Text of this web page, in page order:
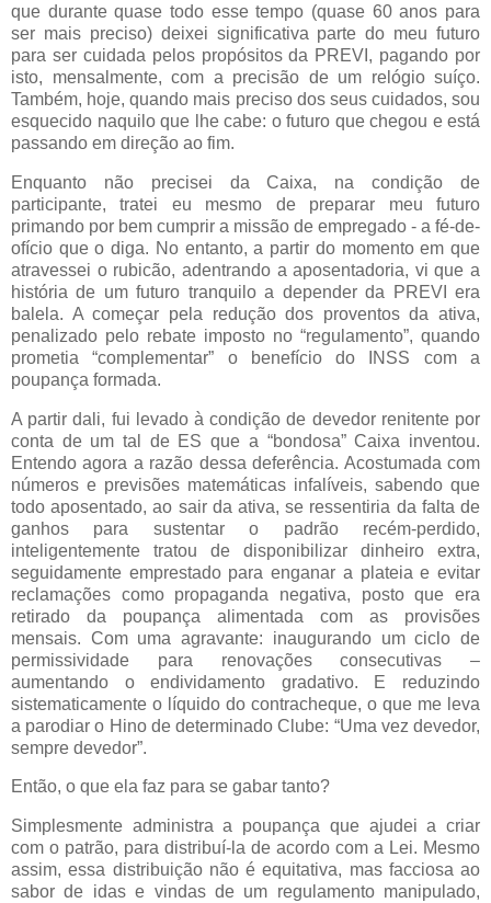
que durante quase todo esse tempo (quase 60 anos para
ser mais preciso) deixei significativa parte do meu futuro
para ser cuidada pelos propósitos da PREVI, pagando por
isto, mensalmente, com a precisão de um relógio suíço.
Também, hoje, quando mais preciso dos seus cuidados, sou
esquecido naquilo que lhe cabe: o futuro que chegou e está
passando em direção ao fim.
Enquanto não precisei da Caixa, na condição de
participante, tratei eu mesmo de preparar meu futuro
primando por bem cumprir a missão de empregado - a fé-de-
ofício que o diga. No entanto, a partir do momento em que
atravessei o rubicão, adentrando a aposentadoria, vi que a
história de um futuro tranquilo a depender da PREVI era
balela. A começar pela redução dos proventos da ativa,
penalizado pelo rebate imposto no “regulamento”, quando
prometia “complementar” o benefício do INSS com a
poupança formada.
A partir dali, fui levado à condição de devedor renitente por
conta de um tal de ES que a “bondosa” Caixa inventou.
Entendo agora a razão dessa deferência. Acostumada com
números e previsões matemáticas infalíveis, sabendo que
todo aposentado, ao sair da ativa, se ressentiria da falta de
ganhos para sustentar o padrão recém-perdido,
inteligentemente tratou de disponibilizar dinheiro extra,
seguidamente emprestado para enganar a plateia e evitar
reclamações como propaganda negativa, posto que era
retirado da poupança alimentada com as provisões
mensais. Com uma agravante: inaugurando um ciclo de
permissividade para renovações consecutivas –
aumentando o endividamento gradativo. E reduzindo
sistematicamente o líquido do contracheque, o que me leva
a parodiar o Hino de determinado Clube: “Uma vez devedor,
sempre devedor”.
Então, o que ela faz para se gabar tanto?
Simplesmente administra a poupança que ajudei a criar
com o patrão, para distribuí-la de acordo com a Lei. Mesmo
assim, essa distribuição não é equitativa, mas facciosa ao
sabor de idas e vindas de um regulamento manipulado,